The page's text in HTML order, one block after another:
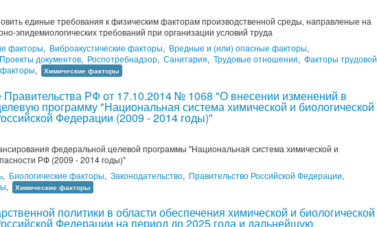
единые требования к физическим факторам производственной среды, направленые на
эпидемиологических требований при организации условий труда
факторы, Виброакустические факторы, Вредные и (или) опасные факторы,
Проекты документов, Роспотребнадзор, Санитария, Трудовые отношения, Факторы трудовой
, Химические факторы
Правительства РФ от 17.10.2014 № 1068 "О внесении изменений в
программу "Национальная система химической и биологической
Федерации (2009 - 2014 годы)"
федеральной целевой программы "Национальная система химической и
РФ (2009 - 2014 годы)"
, Биологические факторы, Законодательство, Правительство Российской Федерации,
, Химические факторы
политики в области обеспечения химической и биологической
Федерации на период до 2025 года и дальнейшую